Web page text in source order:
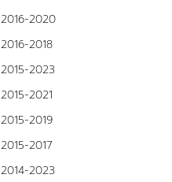
2016-2020
2016-2018
2015-2023
2015-2021
2015-2019
2015-2017
2014-2023